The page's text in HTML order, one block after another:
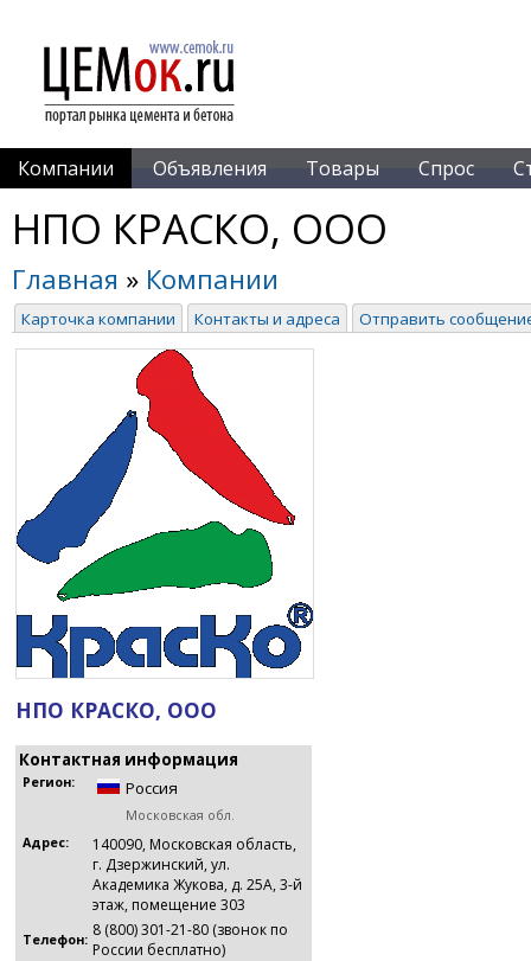
Компании Объявления Товары Спрос
НПО КРАСКО, ООО
Главная » Компании
Карточка компании Контакты и адреса Отправить
НПО КРАСКО, ООО
Контактная информация
Регион: Россия
Московская обл.
Адрес:
140090, Московская область,
г. Дзержинский, ул.
Академика Жукова, д. 25А, 3-й
этаж, помещение 303
Телефон: 8 (800) 301-21-80 (звонок по
России бесплатно)